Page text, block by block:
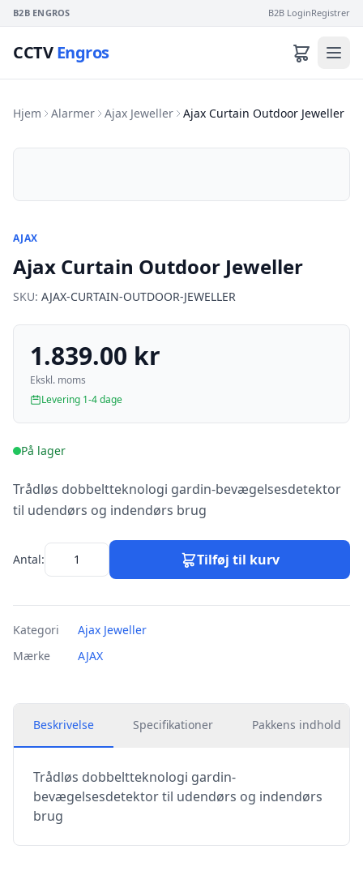
B2B ENGROS B2B LoginRegistrer
CCTVEngros
Hjem Alarmer Ajax Jeweller Ajax Curtain Outdoor Jeweller
AJAX
Ajax Curtain Outdoor Jeweller
SKU: AJAX-CURTAIN-OUTDOOR-JEWELLER
1.839.00 kr
Ekskl. moms
Levering 1-4 dage
På lager
Trådløs dobbeltteknologi gardin-bevægelsesdetektor
til udendørs og indendørs brug
Antal: Tilføj til kurv
Kategori
Ajax Jeweller
Mærke
AJAX
Beskrivelse Specifikationer Pakkens indhold
Trådløs dobbeltteknologi gardin-
bevægelsesdetektor til udendørs og indendørs
brug